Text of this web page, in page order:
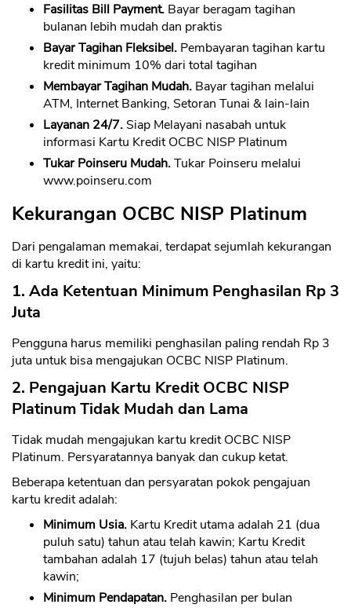
Fasilitas Bill Payment. Bayar beragam tagihan
bulanan lebih mudah dan praktis
Bayar Tagihan Fleksibel. Pembayaran tagihan kartu
kredit minimum 10% dari total tagihan
Membayar Tagihan Mudah. Bayar tagihan melalui
ATM, Internet Banking, Setoran Tunai & lain-lain
Layanan 24/7. Siap Melayani nasabah untuk
informasi Kartu Kredit OCBC NISP Platinum
Tukar Poinseru Mudah.Tukar Poinseru melalui
www.poinseru.com
Kekurangan OCBC NISP Platinum
Dari pengalaman memakai, terdapat sejumlah kekurangan
di kartu kredit ini, yaitu:
1. Ada Ketentuan Minimum Penghasilan Rp 3
Juta
Pengguna harus memiliki penghasilan paling rendah Rp 3
juta untuk bisa mengajukan OCBC NISP Platinum.
2. Pengajuan Kartu Kredit OCBC NISP
Platinum Tidak Mudah dan Lama
Tidak mudah mengajukan kartu kredit OCBC NISP
Platinum. Persyaratannya banyak dan cukup ketat.
Beberapa ketentuan dan persyaratan pokok pengajuan
kartu kredit adalah:
Minimum Usia. Kartu Kredit utama adalah 21 (dua
puluh satu) tahun atau telah kawin; Kartu Kredit
tambahan adalah 17 (tujuh belas) tahun atau telah
kawin;
Minimum Pendapatan. Penghasilan per bulan